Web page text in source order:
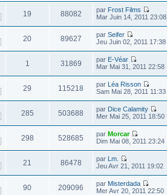
19 88082 par Frost Films
Mar Juin 14, 2011 23:08
20 89627 par Seifer
Jeu Juin 02, 2011 17:38
1 31869 par E-Véar
Mar Mai 31, 2011 22:58
29 115218 par Léa Risson
Sam Mai 28, 2011 11:33
285 503688 par Dice Calamity
Mer Mai 25, 2011 18:50
298 528685 par Morcar
Dim Mai 08, 2011 23:24
21 86478 par Lm.
Jeu Avr 21, 2011 19:02
90 209096 par Misterdada
Mer Avr 20, 2011 22:50